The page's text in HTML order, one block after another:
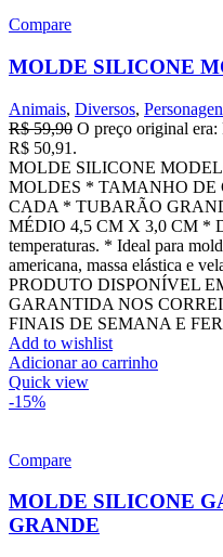
Compare
MOLDE SILICONE
Animais, Diversos,
R$59,90 O preço original era:
R$ 50,91.
MOLDE SILICONE
MOLDES * TAMANHO DE
CADA * TUBARÃO
MÉDIO 4,5 CM X 3,0 CM *
temperaturas. * Ideal para
americana, massa elástica e
PRODUTO DISPONÍVEL
GARANTIDA NOS
FINAIS DE SEMANA E
Add to wishlist
Adicionar ao carrinho
Quick view
-15%
Compare
MOLDE SILICONE
GRANDE